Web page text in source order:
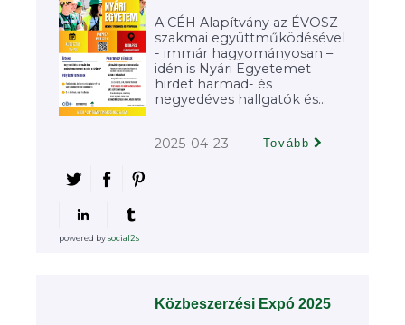
A CÉH Alapítvány az ÉVOSZ
szakmai együttműködésével
- immár hagyományosan –
idén is Nyári Egyetemet
hirdet harmad- és
negyedéves hallgatók és...
2025-04-23 Tovább
powered bysocial2s
Közbeszerzési Expó 2025